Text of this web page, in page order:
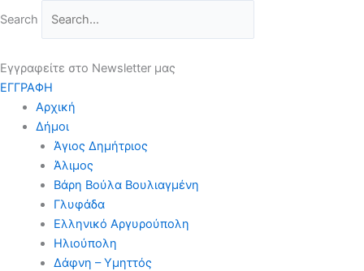
στο
Search
Εγγραφείτε στο Newsletter μας
ΕΓΓΡΑΦΗ
Αρχική
Δήμοι
Άγιος Δημήτριος
Άλιμος
Βάρη Βούλα Βουλιαγμένη
Γλυφάδα
Ελληνικό Αργυρούπολη
Ηλιούπολη
Δάφνη – Υμηττός